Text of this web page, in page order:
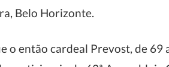
Belo Horizonte.
o então cardeal Prevost, de 69